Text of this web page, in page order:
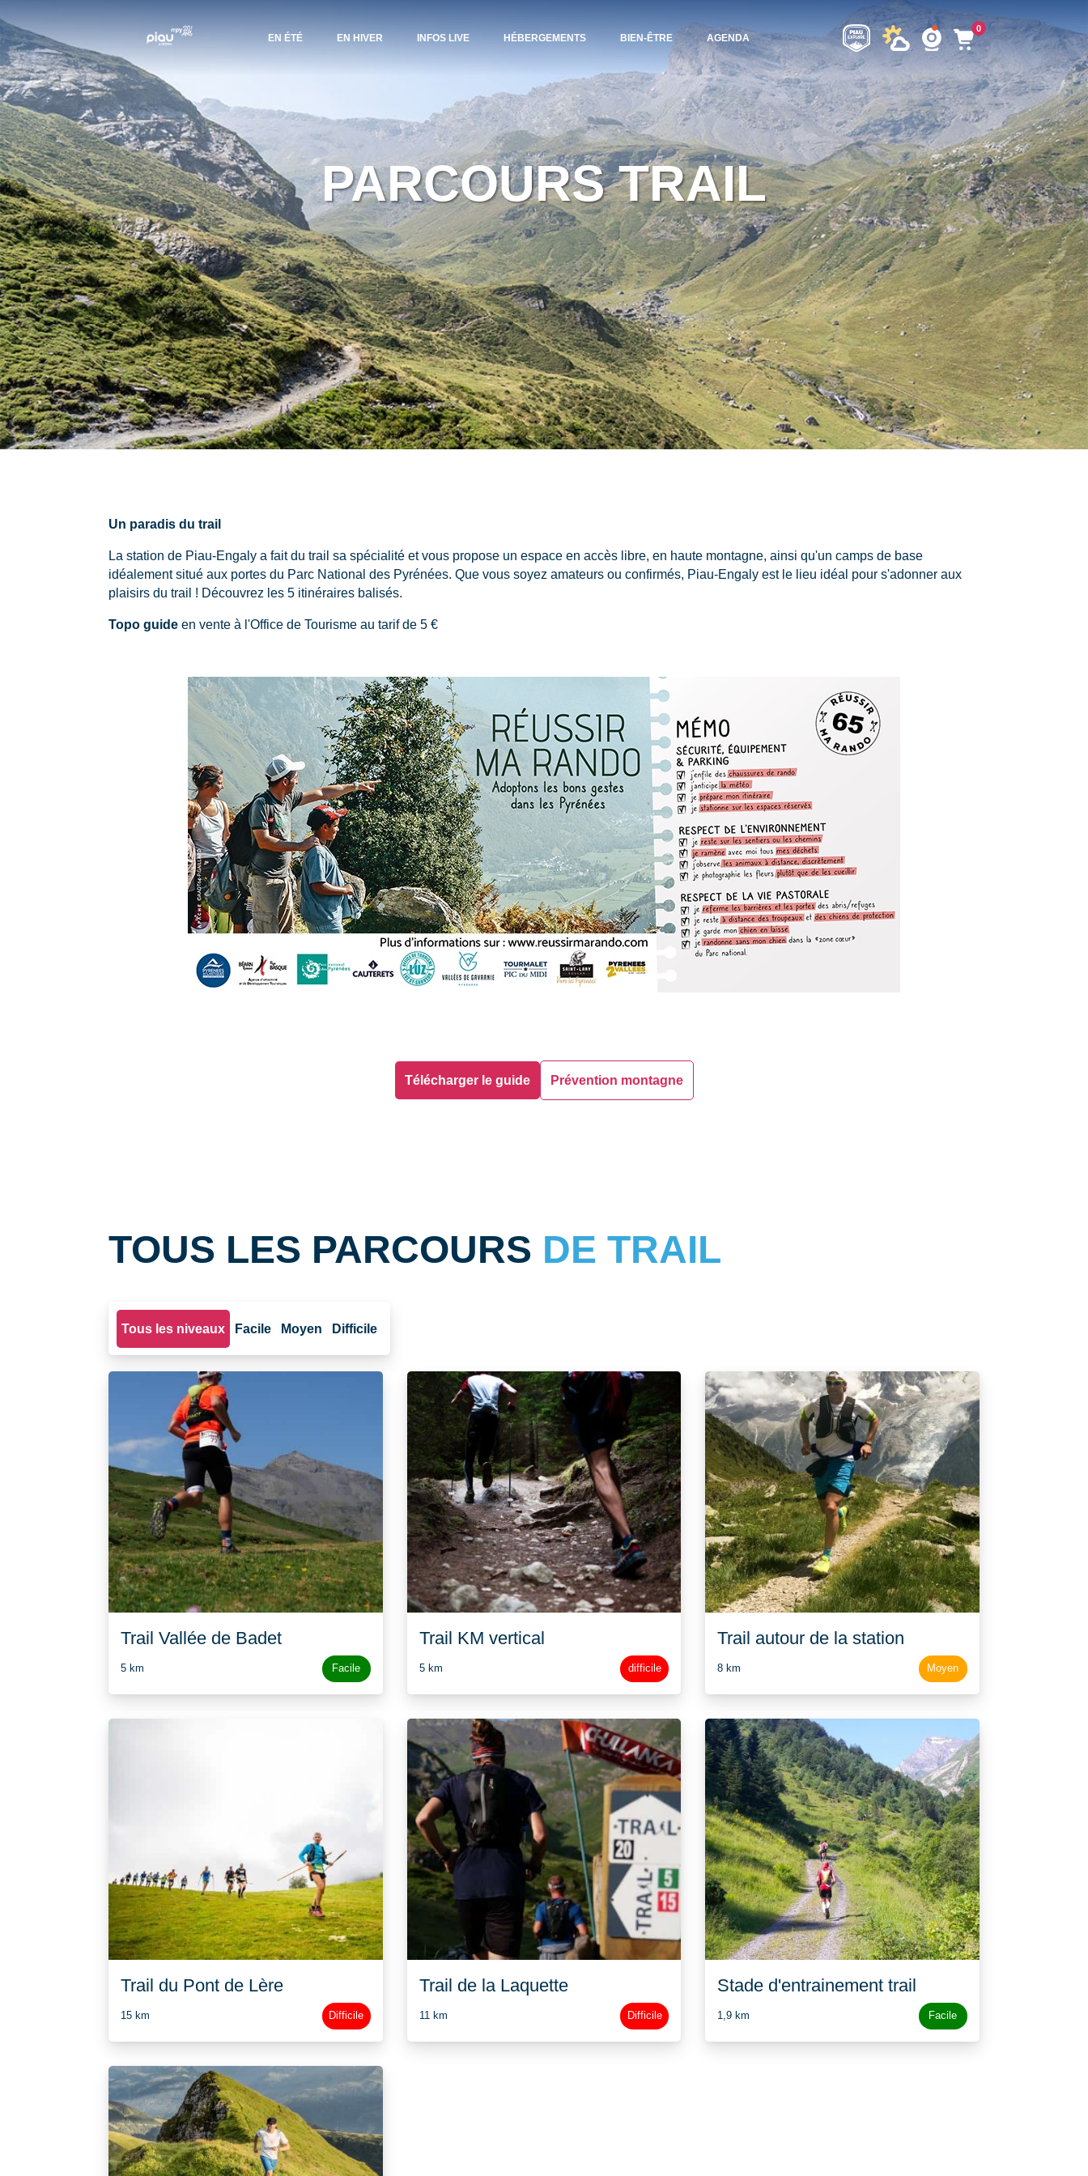
EN ÉTÉ EN HIVER INFOS LIVE HÉBERGEMENTS BIEN-ÊTRE AGENDA
0
PARCOURS TRAIL
Un paradis du trail
La station de Piau-Engaly a fait du trail sa spécialité et vous propose un espace en accès libre, en haute montagne, ainsi qu'un camps de base
idéalement situé aux portes du Parc National des Pyrénées. Que vous soyez amateurs ou confirmés, Piau-Engaly est le lieu idéal pour s'adonner aux
plaisirs du trail ! Découvrez les 5 itinéraires balisés.
Topo guideen vente à l'Office de Tourisme au tarif de 5 €
Télécharger le guide Prévention montagne
TOUS LES PARCOURS DE TRAIL
Tous les niveaux Facile Moyen Difficile
Trail Vallée de Badet
5 km Facile
Trail KM vertical
5 km difficile
Trail autour de la station
8 km Moyen
Trail du Pont de Lère
15 km Difficile
Trail de la Laquette
11 km Difficile
Stade d'entrainement trail
1,9 km Facile